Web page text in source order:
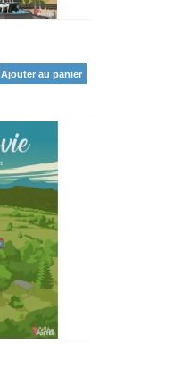
Ajouter au panier